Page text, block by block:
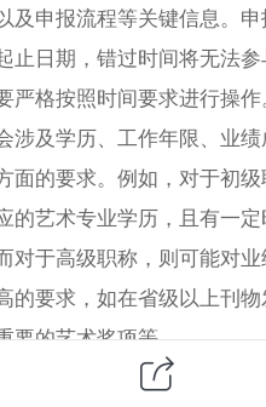
及申报流程等关键信息。
止日期，错过时间将无法参
严格按照时间要求进行操
涉及学历、工作年限、业
面的要求。例如，对于初
的艺术专业学历，且有一
对于高级职称，则可能对
的要求，如在省级以上刊
要的艺术奖项等。